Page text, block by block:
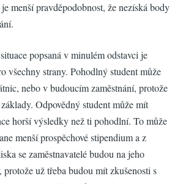
menší pravděpodobnost, že nezíská body
popsaná v minulém odstavci je
všechny strany. Pohodlný student může
nebo v budoucím zaměstnání, protože
Odpovědný student může mít
horší výsledky než ti pohodlní. To může
menší prospěchové stipendium a z
se zaměstnavatelé budou na jeho
už třeba budou mít zkušenosti s